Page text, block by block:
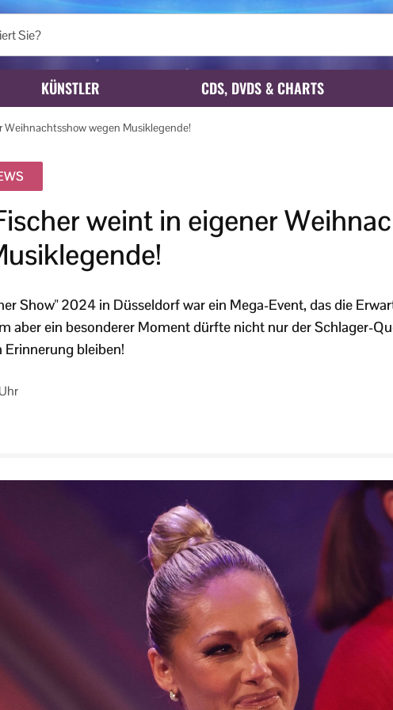
KÜNSTLER CDS, DVDS & CHARTS
Weihnachtsshow wegen Musiklegende!
weint in eigener
Show" 2024 in Düsseldorf war ein Mega-Event, das die
aber ein besonderer Moment dürfte nicht nur der Schlager-
bleiben!